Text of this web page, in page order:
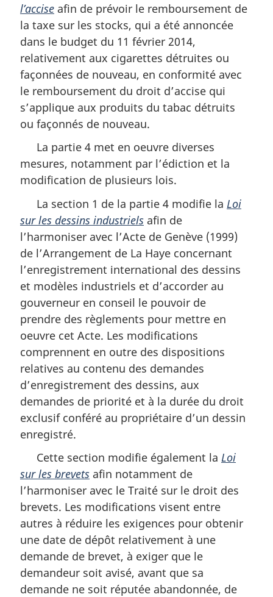
l’accise afin de prévoir le remboursement de
la taxe sur les stocks, qui a été annoncée
dans le budget du 11 février 2014,
relativement aux cigarettes détruites ou
façonnées de nouveau, en conformité avec
le remboursement du droit d’accise qui
s’applique aux produits du tabac détruits
ou façonnés de nouveau.
La partie 4 met en oeuvre diverses
mesures, notamment par l’édiction et la
modification de plusieurs lois.
La section 1 de la partie 4 modifie la Loi
sur les dessins industriels afin de
l’harmoniser avec l’Acte de Genève (1999)
de l’Arrangement de La Haye concernant
l’enregistrement international des dessins
et modèles industriels et d’accorder au
gouverneur en conseil le pouvoir de
prendre des règlements pour mettre en
oeuvre cet Acte. Les modifications
comprennent en outre des dispositions
relatives au contenu des demandes
d’enregistrement des dessins, aux
demandes de priorité et à la durée du droit
exclusif conféré au propriétaire d’un dessin
enregistré.
Cette section modifie également la Loi
sur les brevets afin notamment de
l’harmoniser avec le Traité sur le droit des
brevets. Les modifications visent entre
autres à réduire les exigences pour obtenir
une date de dépôt relativement à une
demande de brevet, à exiger que le
demandeur soit avisé, avant que sa
demande ne soit réputée abandonnée, de